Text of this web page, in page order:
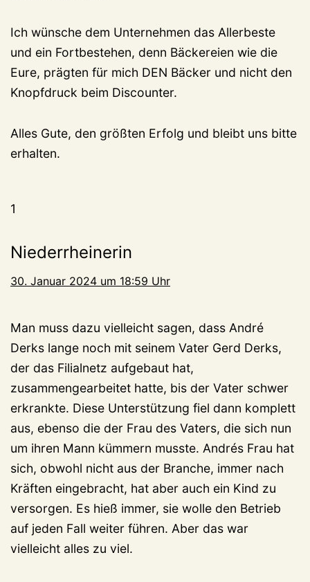
Ich wünsche dem Unternehmen das Allerbeste
und ein Fortbestehen, denn Bäckereien wie die
Eure, prägten für mich DEN Bäcker und nicht den
Knopfdruck beim Discounter.
Alles Gute, den größten Erfolg und bleibt uns bitte
erhalten.
1
Niederrheinerin
30. Januar 2024 um 18:59 Uhr
Man muss dazu vielleicht sagen, dass André
Derks lange noch mit seinem Vater Gerd Derks,
der das Filialnetz aufgebaut hat,
zusammengearbeitet hatte, bis der Vater schwer
erkrankte. Diese Unterstützung fiel dann komplett
aus, ebenso die der Frau des Vaters, die sich nun
um ihren Mann kümmern musste. Andrés Frau hat
sich, obwohl nicht aus der Branche, immer nach
Kräften eingebracht, hat aber auch ein Kind zu
versorgen. Es hieß immer, sie wolle den Betrieb
auf jeden Fall weiter führen. Aber das war
vielleicht alles zu viel.